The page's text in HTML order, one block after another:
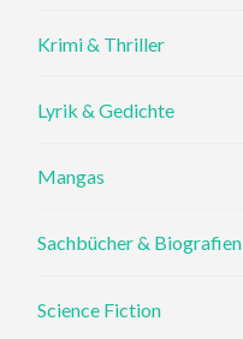
Krimi & Thriller
Lyrik & Gedichte
Mangas
Sachbücher & Biografien
Science Fiction